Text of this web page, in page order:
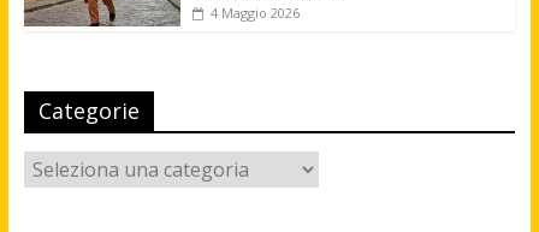
4 Maggio 2026
Categorie
Categorie